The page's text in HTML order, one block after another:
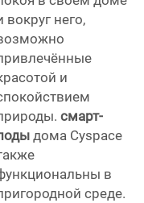
вокруг него,
и
смарт-
дома Cyspace
в
среде.